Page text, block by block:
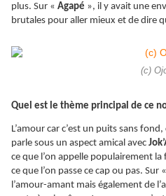
plus. Sur « Agapé », il y avait une
brutales pour aller mieux et de dire
(c)
Quel est le thème principal de ce
L’amour car c’est un puits sans
parle sous un aspect amical avec
ce que l’on appelle populairement
ce que l’on passe ce cap ou pas. Sur «
l’amour-amant mais également de